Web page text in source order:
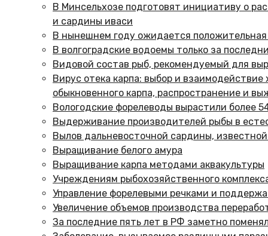
В Минсельхозе подготовят инициативу о
и сардины иваси
В нынешнем году ожидается
В волгоградские водоемы только за
Видовой состав рыб, рекомендуемый для
Вирус отека карпа: выбор и
обыкновенного карпа, распространение и
Вологодские форелеводы вырастили более
Выдерживание производителей рыбы в
Вылов дальневосточной сардины,
Выращивание белого амура
Выращивание карпа методами аквакультуры
Учреждениям рыбохозяйственного
Управление форелевыми речками и
Увеличение объемов производства
За последние пять лет в РФ заметно